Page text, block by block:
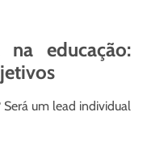
educação:
um lead individual